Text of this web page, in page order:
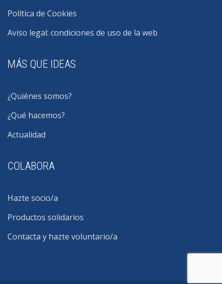
Política de Cookies
Aviso legal: condiciones de uso de la web
MÁS QUE IDEAS
¿Quiénes somos?
¿Qué hacemos?
Actualidad
COLABORA
Hazte socio/a
Productos solidarios
Contacta y hazte voluntario/a